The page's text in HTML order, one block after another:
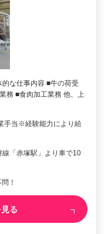
な仕事内容 ■牛の荷受
務 ■食肉加工業務 他、上
手当※経験能力により給
「赤塚駅」より車で10
！
る